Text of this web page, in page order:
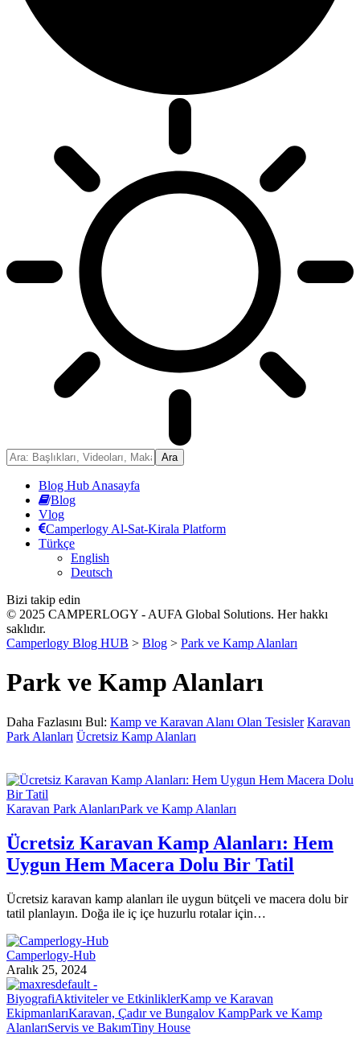
Blog Hub Anasayfa
Blog
Vlog
Camperlogy Al-Sat-Kirala Platform
Türkçe
English
Deutsch
Bizi takip edin
© 2025 CAMPERLOGY - AUFA Global Solutions. Her hakkı
saklıdır.
Camperlogy Blog HUB > Blog > Park ve Kamp Alanları
Park ve Kamp Alanları
Daha Fazlasını Bul: Kamp ve Karavan Alanı Olan Tesisler Karavan
Park Alanları Ücretsiz Kamp Alanları
Karavan Park AlanlarıPark ve Kamp Alanları
Ücretsiz Karavan Kamp Alanları: Hem
Uygun Hem Macera Dolu Bir Tatil
Ücretsiz karavan kamp alanları ile uygun bütçeli ve macera dolu bir
tatil planlayın. Doğa ile iç içe huzurlu rotalar için…
Camperlogy-Hub
Aralık 25, 2024
BiyografiAktiviteler ve EtkinliklerKamp ve Karavan
EkipmanlarıKaravan, Çadır ve Bungalov KampPark ve Kamp
AlanlarıServis ve BakımTiny House